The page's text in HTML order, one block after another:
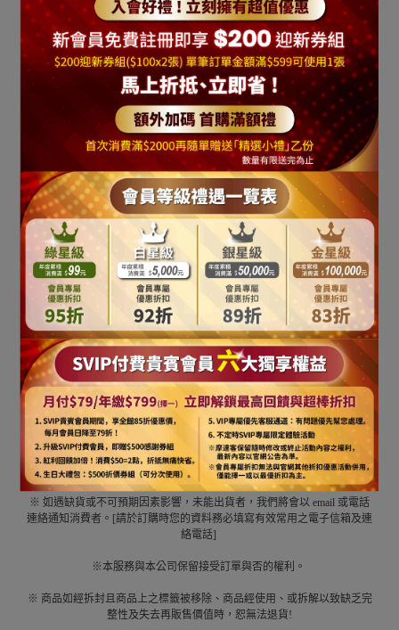
權利
請注意 "尺(呎)"乃一般聖誕樹業界的高度單位(一尺約30cm)， 其一般高
度定義為從底座底部地上一直到樹頂星的樹藤向上全部拉直到最頂部的垂
直高度 有可能因為放置樹頂星或頂部樹藤沒有向上拉直而導致高度的減少
※商品可能會因實際某些因素產生些許誤差，誤差值在3~5吋上下為合理
※我們工作人員皆辛苦努力地為您的訂單服務，為避免因退換貨浪費來回
時間與造成物流費用等資源損失與浪費，訂購前請務必謹慎思考您需要的
規格尺寸，請務必確認後方才下單
※ 商品可能因拍攝或是您的螢幕狀況或所處地方光線不同產生視覺色差，
圖片僅供參考，商品依實際供貨樣式為準。
※ 本服務與本公司保留視情況修改替換搭配商品吊飾之權利。
[ 出貨及退換貨說明 ]
※ 當我們客服人員確認該筆訂單且付款完成無誤後，即開始處理此筆訂
單。一般商品處理運送寄出時間約為三到五個工作天內(商品缺貨不在此
限) (不含週六、日及國定假日)。
※ 如遇缺貨或不可預期因素影響，未能出貨者，我們將會以 email 或電話
連絡通知消費者。[請於訂購時您的資料務必填寫有效常用之電子信箱及連
絡電話]
※本服務與本公司保留接受訂單與否的權利。
※ 商品如經拆封且商品上之標籤被移除、商品經使用、或拆解以致缺乏完
整性及失去再販售價值時，恕無法退貨!